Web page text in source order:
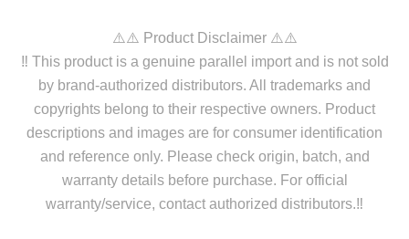
⚠️⚠️ Product Disclaimer ⚠️⚠️
‼️ This product is a genuine parallel import and is not sold
by brand-authorized distributors. All trademarks and
copyrights belong to their respective owners. Product
descriptions and images are for consumer identification
and reference only. Please check origin, batch, and
warranty details before purchase. For official
warranty/service, contact authorized distributors.‼️